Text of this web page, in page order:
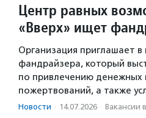
Центр равных
«Вверх» ищет
Организация приглашает
фандрайзера, который
по привлечению денежных
пожертвований, а также
Новости · 14.07.2026 · Вакансии